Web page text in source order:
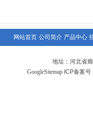
网站首页 公司简介 产品中心
地址：河北省
GoogleSitemap ICP备案号